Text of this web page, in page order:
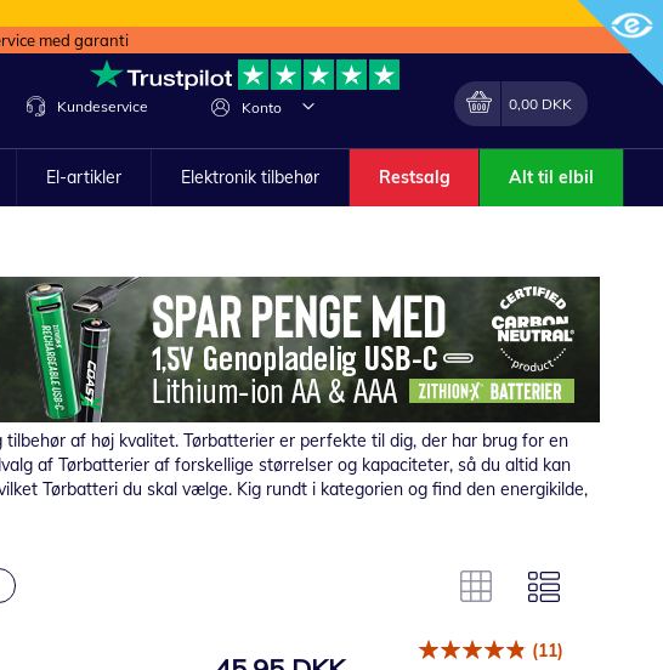
med garanti
Konto
Lave
Min indkøbskurv
0,00 DKK
Kundeservice
El-artikler Elektronik tilbehør Restsalg Alt til elbil
af høj kvalitet. Tørbatterier er perfekte til dig, der har brug for en
af Tørbatterier af forskellige størrelser og kapaciteter, så du altid kan
Tørbatteri du skal vælge. Kig rundt i kategorien og find den energikilde,
(11)